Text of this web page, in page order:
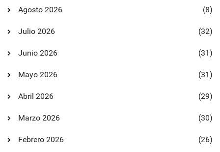
Agosto 2026 (8)
Julio 2026 (32)
Junio 2026 (31)
Mayo 2026 (31)
Abril 2026 (29)
Marzo 2026 (30)
Febrero 2026 (26)